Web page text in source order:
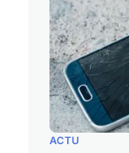
ACTU